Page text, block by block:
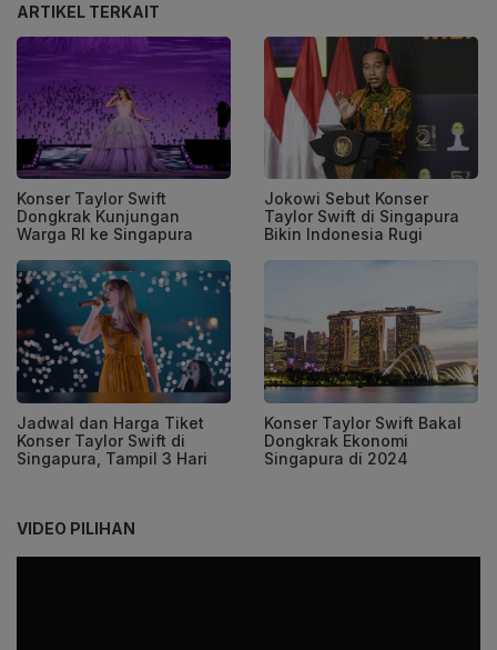
ARTIKEL TERKAIT
Konser Taylor Swift
Dongkrak Kunjungan
Warga RI ke Singapura
Jokowi Sebut Konser
Taylor Swift di Singapura
Bikin Indonesia Rugi
Jadwal dan Harga Tiket
Konser Taylor Swift di
Singapura, Tampil 3 Hari
Konser Taylor Swift Bakal
Dongkrak Ekonomi
Singapura di 2024
VIDEO PILIHAN